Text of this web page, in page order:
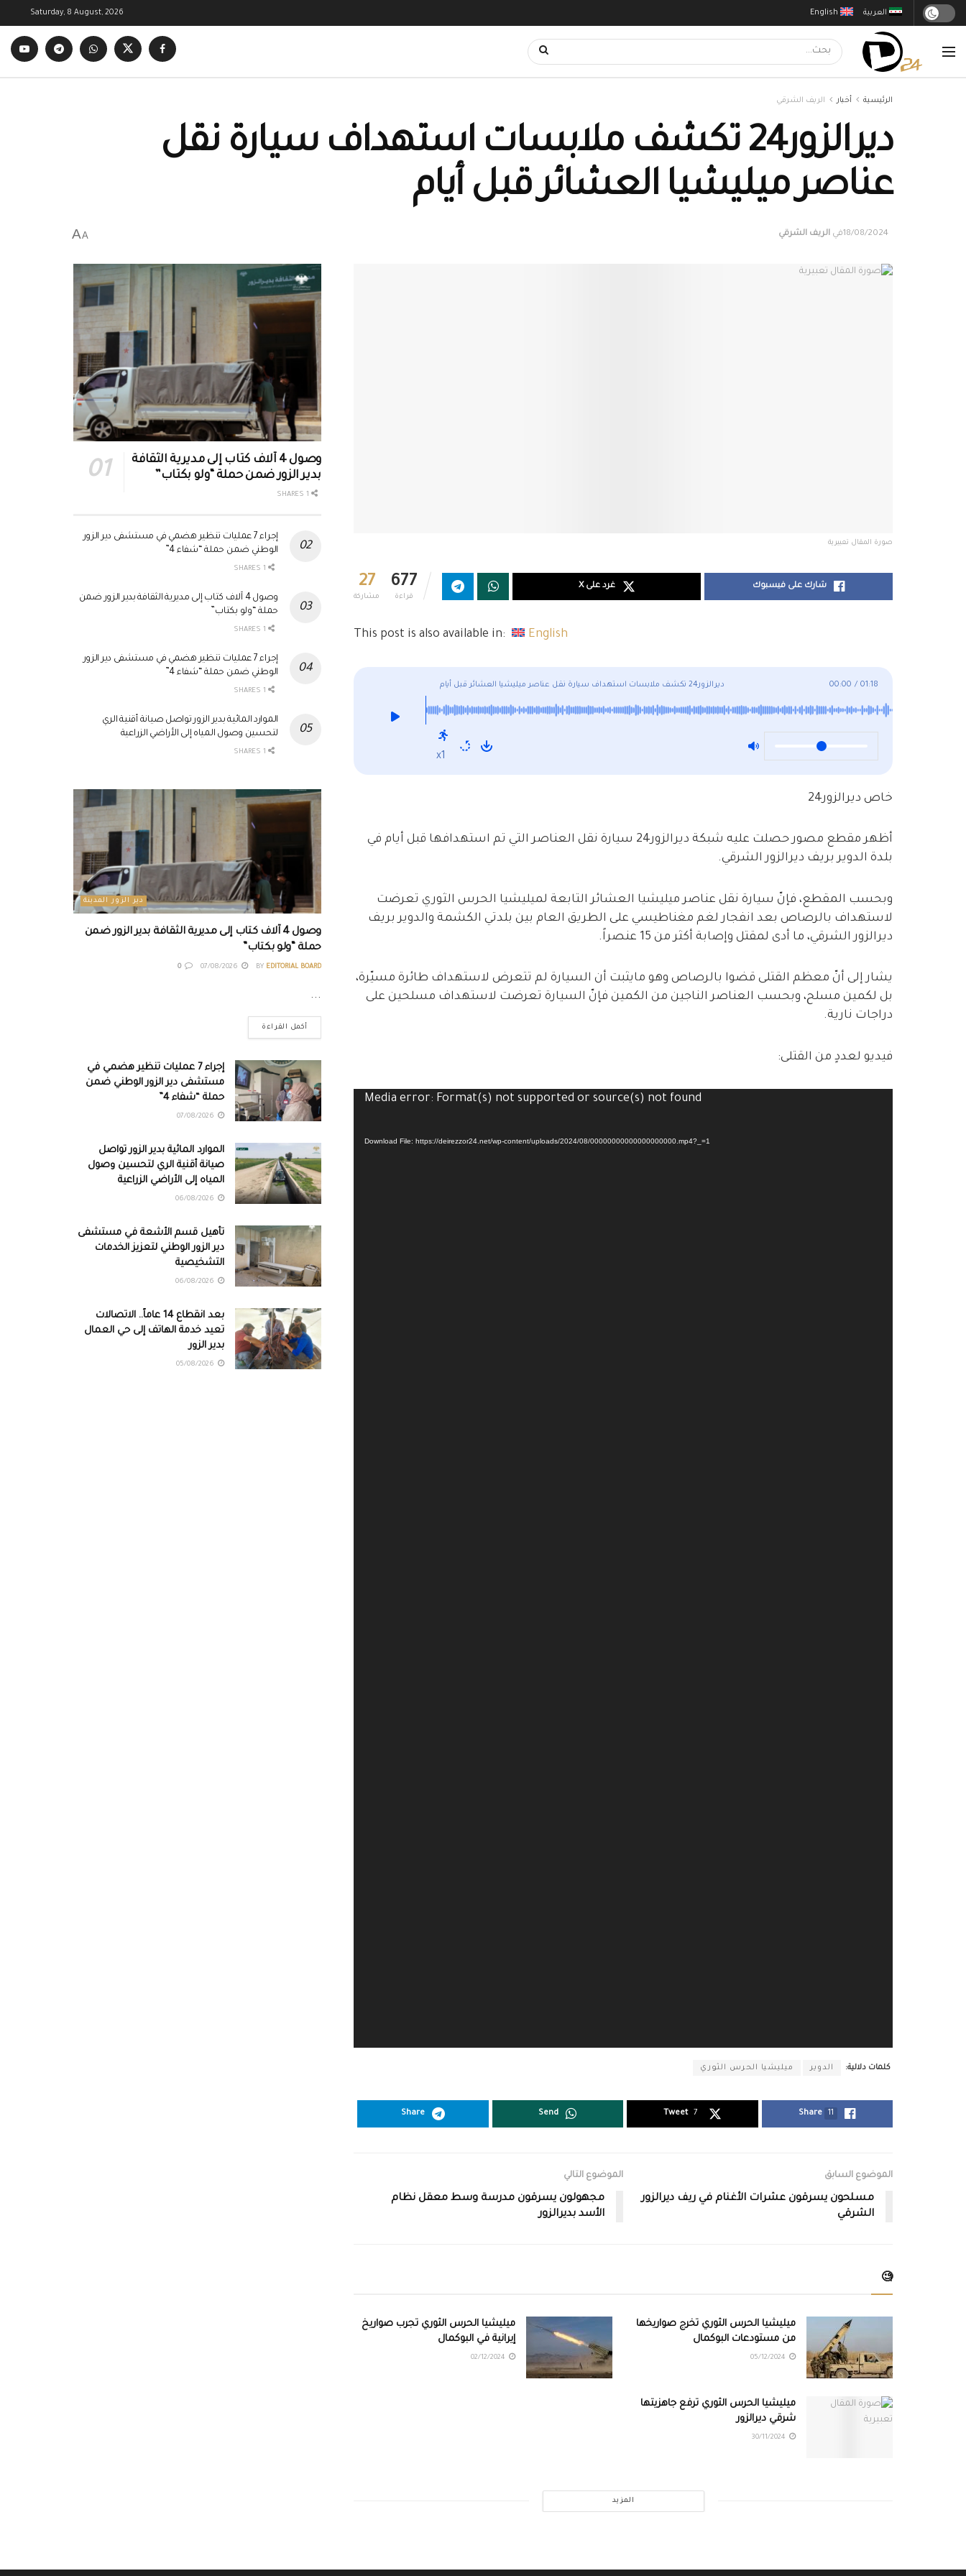
English العربية Saturday, 8 August, 2026
الرئيسية أخبار الريف الشرقي
ديرالزور24 تكشف ملابسات استهداف سيارة نقل
عناصر ميليشيا العشائر قبل أيام
18/08/2024 في الريف الشرقي A
A
صورة المقال تعبيرية
27
مشاركة
677
قراءة
شارك على فيسبوك غرد على X
This post is also available in: English
ديرالزور24 تكشف ملابسات استهداف سيارة نقل عناصر ميليشيا العشائر قبل أيام 00:00 / 01:18
x1
خاص ديرالزور24
أظهر مقطع مصور حصلت عليه شبكة ديرالزور24 سيارة نقل العناصر التي تم استهدافها قبل أيام في
بلدة الدوير بريف ديرالزور الشرقي.
وبحسب المقطع، فإنّ سيارة نقل عناصر ميليشيا العشائر التابعة لميليشيا الحرس الثوري تعرضت
لاستهداف بالرصاص بعد انفجار لغم مغناطيسي على الطريق العام بين بلدتي الكشمة والدوير بريف
ديرالزور الشرقي، ما أدى لمقتل وإصابة أكثر من 15 عنصراً.
يشار إلى أنّ معظم القتلى قضوا بالرصاص وهو مايثبت أن السيارة لم تتعرض لاستهداف طائرة مسيّرة،
بل لكمين مسلح، وبحسب العناصر الناجين من الكمين فإنّ السيارة تعرضت لاستهداف مسلحين على
دراجات نارية.
فيديو لعددٍ من القتلى:
Media error: Format(s) not supported or source(s) not found
Download File: https://deirezzor24.net/wp-content/uploads/2024/08/00000000000000000000.mp4?_=1
كلمات دلالية: الدوير ميليشيا الحرس الثوري
Share 11
Tweet 7
Send
Share
الموضوع السابق
مسلحون يسرقون عشرات الأغنام في ريف ديرالزور
الشرقي
الموضوع التالي
مجهولون يسرقون مدرسة وسط معقل نظام
الأسد بديرالزور
🧐
ميليشيا الحرس الثوري تخرج صواريخها
من مستودعات البوكمال
ميليشيا الحرس الثوري تجرب صواريخ
إيرانية في البوكمال
ميليشيا الحرس الثوري ترفع جاهزيتها
شرقي ديرالزور
المزيد
وصول 4 آلاف كتاب إلى مديرية الثقافة
بدير الزور ضمن حملة “ولو بكتاب”
إجراء 7 عمليات تنظير هضمي في مستشفى دير الزور
الوطني ضمن حملة “شفاء 4”
وصول 4 آلاف كتاب إلى مديرية الثقافة بدير الزور ضمن
حملة “ولو بكتاب”
إجراء 7 عمليات تنظير هضمي في مستشفى دير الزور
الوطني ضمن حملة “شفاء 4”
الموارد المائية بدير الزور تواصل صيانة أقنية الري
لتحسين وصول المياه إلى الأراضي الزراعية
دير الزور المدينة
وصول 4 آلاف كتاب إلى مديرية الثقافة بدير الزور ضمن
حملة “ولو بكتاب”
BY EDITORIAL BOARD
0
...
أكمل القراءة
إجراء 7 عمليات تنظير هضمي في
مستشفى دير الزور الوطني ضمن
حملة “شفاء 4”
الموارد المائية بدير الزور تواصل
صيانة أقنية الري لتحسين وصول
المياه إلى الأراضي الزراعية
تأهيل قسم الأشعة في مستشفى
دير الزور الوطني لتعزيز الخدمات
التشخيصية
بعد انقطاع 14 عاماً.. الاتصالات
تعيد خدمة الهاتف إلى حي العمال
بدير الزور